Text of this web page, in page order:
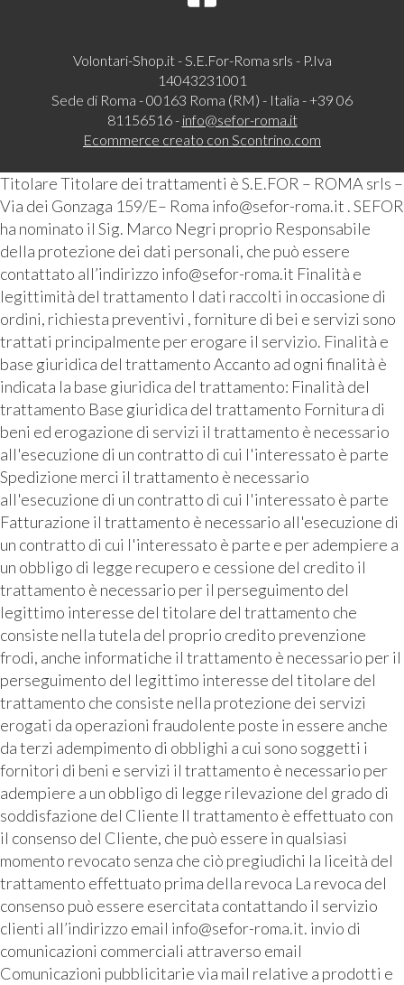
Volontari-Shop.it - S.E.For-Roma srls - P.Iva
14043231001
Sede di Roma - 00163 Roma (RM) - Italia - +39 06
81156516 - info@sefor-roma.it
Ecommerce creato con Scontrino.com
Titolare Titolare dei trattamenti è S.E.FOR – ROMA srls –
Via dei Gonzaga 159/E– Roma info@sefor-roma.it . SEFOR
ha nominato il Sig. Marco Negri proprio Responsabile
della protezione dei dati personali, che può essere
contattato all’indirizzo info@sefor-roma.it Finalità e
legittimità del trattamento I dati raccolti in occasione di
ordini, richiesta preventivi , forniture di bei e servizi sono
trattati principalmente per erogare il servizio. Finalità e
base giuridica del trattamento Accanto ad ogni finalità è
indicata la base giuridica del trattamento: Finalità del
trattamento Base giuridica del trattamento Fornitura di
beni ed erogazione di servizi il trattamento è necessario
all'esecuzione di un contratto di cui l'interessato è parte
Spedizione merci il trattamento è necessario
all'esecuzione di un contratto di cui l'interessato è parte
Fatturazione il trattamento è necessario all'esecuzione di
un contratto di cui l'interessato è parte e per adempiere a
un obbligo di legge recupero e cessione del credito il
trattamento è necessario per il perseguimento del
legittimo interesse del titolare del trattamento che
consiste nella tutela del proprio credito prevenzione
frodi, anche informatiche il trattamento è necessario per il
perseguimento del legittimo interesse del titolare del
trattamento che consiste nella protezione dei servizi
erogati da operazioni fraudolente poste in essere anche
da terzi adempimento di obblighi a cui sono soggetti i
fornitori di beni e servizi il trattamento è necessario per
adempiere a un obbligo di legge rilevazione del grado di
soddisfazione del Cliente Il trattamento è effettuato con
il consenso del Cliente, che può essere in qualsiasi
momento revocato senza che ciò pregiudichi la liceità del
trattamento effettuato prima della revoca La revoca del
consenso può essere esercitata contattando il servizio
clienti all’indirizzo email info@sefor-roma.it. invio di
comunicazioni commerciali attraverso email
Comunicazioni pubblicitarie via mail relative a prodotti e